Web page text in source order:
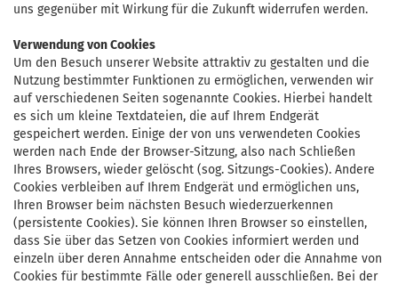
uns gegenüber mit Wirkung für die Zukunft widerrufen werden.
Verwendung von Cookies
Um den Besuch unserer Website attraktiv zu gestalten und die
Nutzung bestimmter Funktionen zu ermöglichen, verwenden wir
auf verschiedenen Seiten sogenannte Cookies. Hierbei handelt
es sich um kleine Textdateien, die auf Ihrem Endgerät
gespeichert werden. Einige der von uns verwendeten Cookies
werden nach Ende der Browser-Sitzung, also nach Schließen
Ihres Browsers, wieder gelöscht (sog. Sitzungs-Cookies). Andere
Cookies verbleiben auf Ihrem Endgerät und ermöglichen uns,
Ihren Browser beim nächsten Besuch wiederzuerkennen
(persistente Cookies). Sie können Ihren Browser so einstellen,
dass Sie über das Setzen von Cookies informiert werden und
einzeln über deren Annahme entscheiden oder die Annahme von
Cookies für bestimmte Fälle oder generell ausschließen. Bei der